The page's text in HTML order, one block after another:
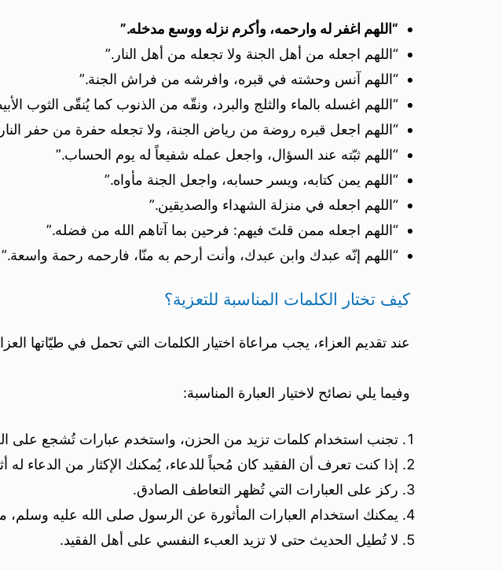
“اللهم اغفر له وارحمه، وأكرم نزله ووسع مدخله.”
“اللهم اجعله من أهل الجنة ولا تجعله من أهل النار.”
“اللهم آنس وحشته في قبره، وافرشه من فراش الجنة.”
“اللهم اغسله بالماء والثلج والبرد، ونقّه من الذنوب كما يُنقّى الثوب
“اللهم اجعل قبره روضة من رياض الجنة، ولا تجعله حفرة من حفر
“اللهم ثبّته عند السؤال، واجعل عمله شفيعاً له يوم الحساب.”
“اللهم يمن كتابه، ويسر حسابه، واجعل الجنة مأواه.”
“اللهم اجعله في منزلة الشهداء والصديقين.”
“اللهم اجعله ممن قلتَ فيهم: فرحين بما آتاهم الله من فضله.”
“اللهم إنّه عبدك وابن عبدك، وأنت أرحم به منّا، فارحمه رحمة واسعة.”
كيف تختار الكلمات المناسبة للتعزية؟
عند تقديم العزاء، يجب مراعاة اختيار الكلمات التي تحمل في طيّاتها
وفيما يلي نصائح لاختيار العبارة المناسبة:
تجنب استخدام كلمات تزيد من الحزن، واستخدم عبارات تُشجع على
إذا كنت تعرف أن الفقيد كان مُحباً للدعاء، يُمكنك الإكثار من الدعاء له
ركز على العبارات التي تُظهر التعاطف الصادق.
يمكنك استخدام العبارات المأثورة عن الرسول صلى الله عليه وسلم،
لا تُطيل الحديث حتى لا تزيد العبء النفسي على أهل الفقيد.